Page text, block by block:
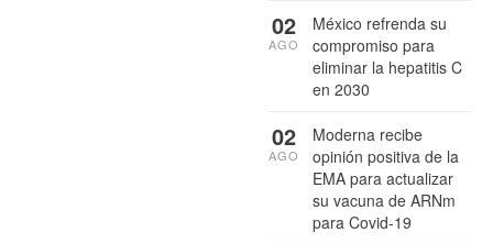
México refrenda su
compromiso para
eliminar la hepatitis C
en 2030
02
AGO
Moderna recibe
opinión positiva de la
EMA para actualizar
su vacuna de ARNm
para Covid-19
02
AGO